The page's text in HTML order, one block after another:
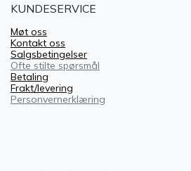
KUNDESERVICE
Møt oss
Kontakt oss
Salgsbetingelser
Ofte stilte spørsmål
Betaling
Frakt/levering
Personvernerklæring